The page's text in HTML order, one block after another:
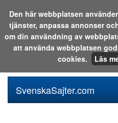
Sök i katalogen eller på
SvenskaSajter.com
Den här webbplatsen
tjänster, anpassa annonser
om din användning av
att använda webbplatsen
cookies.
Läs